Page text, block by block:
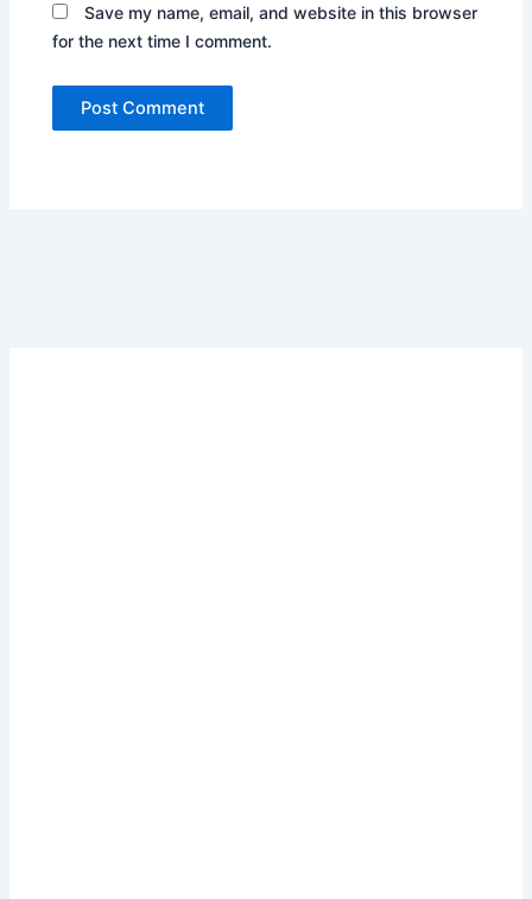
Save my name, email, and website in this browser
for the next time I comment.